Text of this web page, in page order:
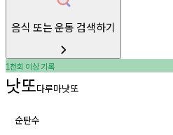
음식 또는 운동 검색하기
1천회 이상기록
낫또다루마낫또
순탄수